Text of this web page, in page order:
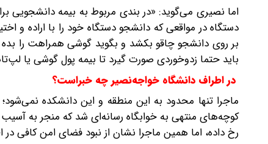
اما نصیری می‌گوید: «در بندی مربوط به بیمه
دستگاه در مواقعی که دانشجو دستگاه خود را با اراده
بر روی دانشجو چاقو بکشد و بگوید گوشی همراهت را
باید حتما زد‌و‌خوردی صورت گیرد تا بیمه پول گوشی یا
در اطراف دانشگاه خواجه‌نصیر چه خبراست؟
ماجرا تنها محدود به این منطقه و این دانشکده
کوچه‌های منتهی به خوابگاه رسانه‌ای شد که منجر به
رخ داده، اما همین ماجرا نشان از نبود فضای امن کافی در